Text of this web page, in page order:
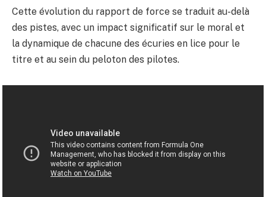
Cette évolution du rapport de force se traduit au-delà
des pistes, avec un impact significatif sur le moral et
la dynamique de chacune des écuries en lice pour le
titre et au sein du peloton des pilotes.